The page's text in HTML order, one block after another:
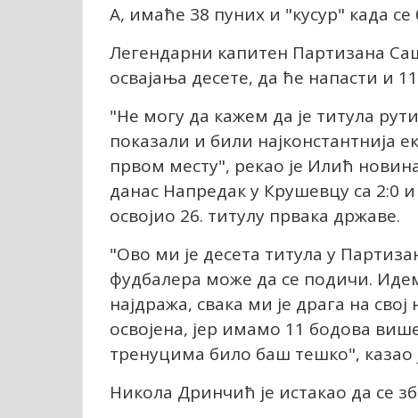
А, имаће 38 пуних и "кусур" када
Легендарни капитен Партизана
освајања десете, да ће напасти и
"Не могу да кажем да је титула
показали и били најконстантнија
првом месту", рекао је Илић
данас Напредак у Крушевцу са 2:0
освојио 26. титулу првака државе.
"Ово ми је десета титула у
фудбалера може да се подичи.
најдража, свака ми је драга на
освојена, јер имамо 11 бодова
тренуцима било баш тешко", казао
Никола Дринчић је истакао да се